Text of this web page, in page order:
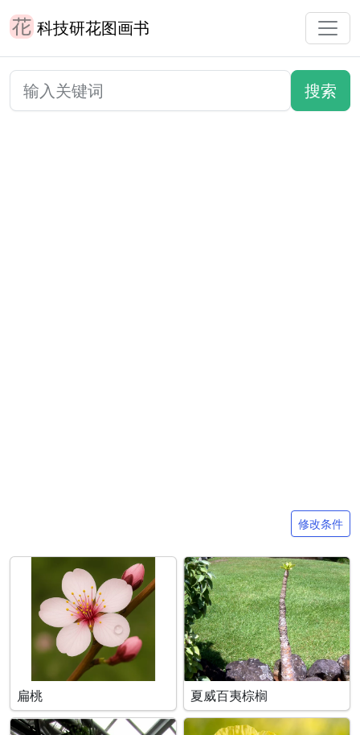
科技研花图画书
修改条件
扁桃 夏威百夷棕榈